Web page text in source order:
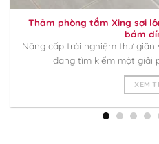
Thảm phòng tắm Xing sợi
bám
Nâng cấp trải nghiệm thư
đang tìm kiếm một giải
XEM